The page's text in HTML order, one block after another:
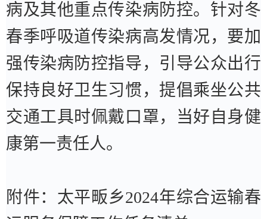
病及其他重点传染病防控。 针对冬
春季呼吸道传染病高发情况，要加
强传染病防控指导，引导公众出行
保持良好卫生习惯，提倡乘坐公共
交通工具时佩戴口罩，当好自身健
康第一责任人。
附件：太平畈乡2024年综合运输春